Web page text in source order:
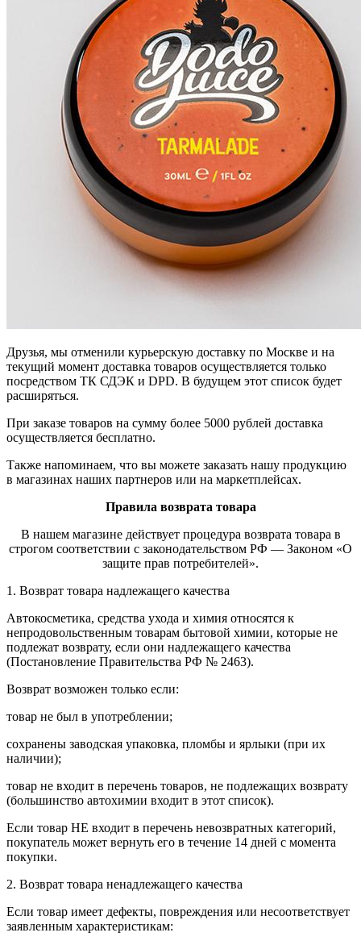
Друзья, мы отменили курьерскую доставку по Москве и на
текущий момент доставка товаров осуществляется только
посредством ТК СДЭК и DPD. В будущем этот список будет
расширяться.
При заказе товаров на сумму более 5000 рублей доставка
осуществляется бесплатно.
Также напоминаем, что вы можете заказать нашу продукцию
в магазинах наших партнеров или на маркетплейсах.
Правила возврата товара
В нашем магазине действует процедура возврата товара в
строгом соответствии с законодательством РФ — Законом «О
защите прав потребителей».
1. Возврат товара надлежащего качества
Автокосметика, средства ухода и химия относятся к
непродовольственным товарам бытовой химии, которые не
подлежат возврату, если они надлежащего качества
(Постановление Правительства РФ № 2463).
Возврат возможен только если:
товар не был в употреблении;
сохранены заводская упаковка, пломбы и ярлыки (при их
наличии);
товар не входит в перечень товаров, не подлежащих возврату
(большинство автохимии входит в этот список).
Если товар НЕ входит в перечень невозвратных категорий,
покупатель может вернуть его в течение 14 дней с момента
покупки.
2. Возврат товара ненадлежащего качества
Если товар имеет дефекты, повреждения или несоответствует
заявленным характеристикам: